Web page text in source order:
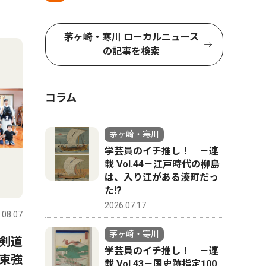
道
強
茅ヶ崎・寒川 ローカルニュース
の記事を検索
コラム
茅ヶ崎・寒川
学芸員のイチ推し！ －連
載 Vol.44－江戸時代の柳島
は、入り江がある湊町だっ
た!?
2026.07.17
茅ヶ崎・寒川
学芸員のイチ推し！ －連